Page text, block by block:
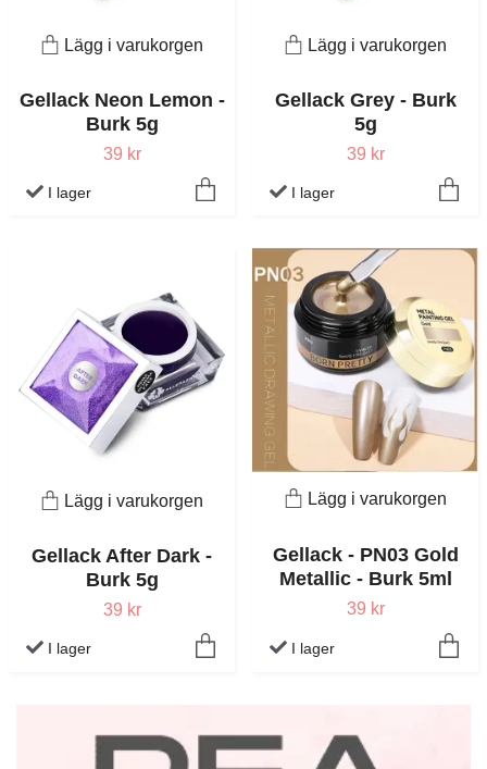
Lägg i varukorgen
Gellack Neon Lemon -
Burk 5g
39 kr
I lager
Lägg i varukorgen
Gellack Grey - Burk
5g
39 kr
I lager
Lägg i varukorgen
Gellack After Dark -
Burk 5g
39 kr
I lager
Lägg i varukorgen
Gellack - PN03 Gold
Metallic - Burk 5ml
39 kr
I lager